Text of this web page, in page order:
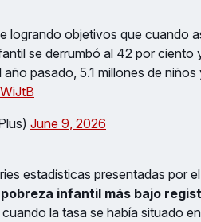
objetivos que cuando
se derrumbó al 42 por ciento
pasado, 5.1 millones de
June 9, 2026
estadísticas presentadas por
infantil más bajo
cuando la tasa se había situado